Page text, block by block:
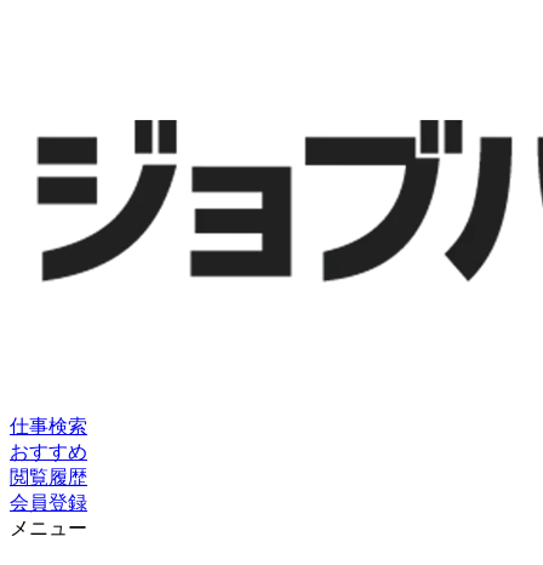
仕事検索
おすすめ
閲覧履歴
会員登録
メニュー